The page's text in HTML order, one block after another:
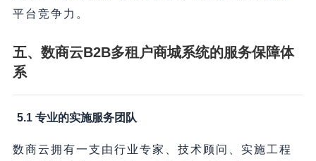
平台竞争力。
五、数商云B2B多租户商城系统的服务保障体
系
5.1 专业的实施服务团队
数商云拥有一支由行业专家、技术顾问、实施工程